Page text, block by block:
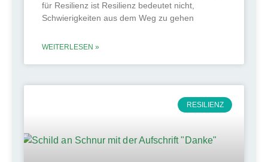
für Resilienz ist Resilienz bedeutet nicht,
Schwierigkeiten aus dem Weg zu gehen
WEITERLESEN »
RESILIENZ